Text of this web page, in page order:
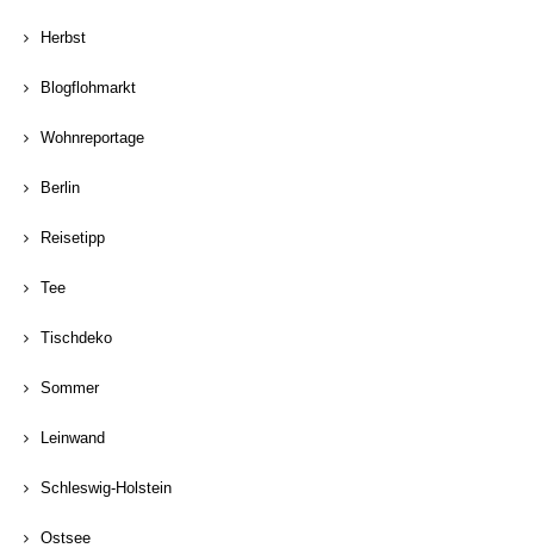
Herbst
Blogflohmarkt
Wohnreportage
Berlin
Reisetipp
Tee
Tischdeko
Sommer
Leinwand
Schleswig-Holstein
Ostsee